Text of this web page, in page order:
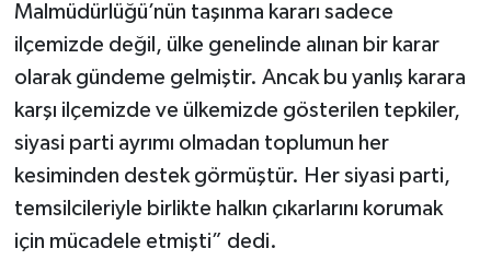
Malmüdürlüğü’nün taşınma kararı sadece
ilçemizde değil, ülke genelinde alınan bir karar
olarak gündeme gelmiştir. Ancak bu yanlış karara
karşı ilçemizde ve ülkemizde gösterilen tepkiler,
siyasi parti ayrımı olmadan toplumun her
kesiminden destek görmüştür. Her siyasi parti,
temsilcileriyle birlikte halkın çıkarlarını korumak
için mücadele etmişti” dedi.